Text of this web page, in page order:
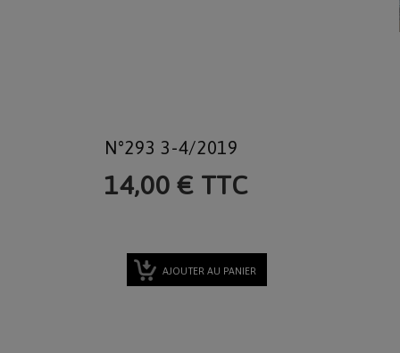
N°293 3-4/2019
14,00 € TTC
AJOUTER AU PANIER